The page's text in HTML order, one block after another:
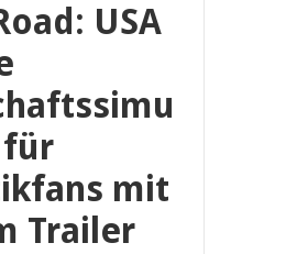
USA
für
mit
Trailer